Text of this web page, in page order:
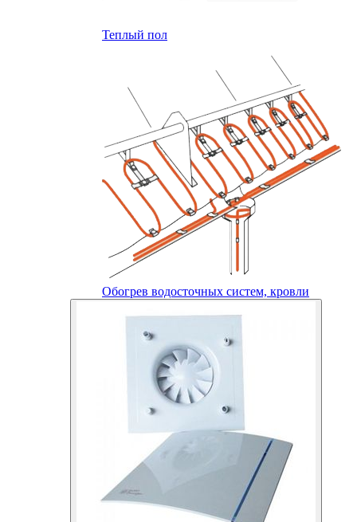
Теплый пол
Обогрев водосточных систем, кровли